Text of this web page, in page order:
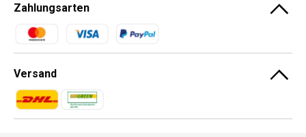
Zahlungsarten
Zahlungsmethoden
Versand
Zahlungsmethoden